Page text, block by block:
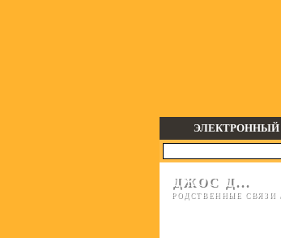
ДЖОС Д...
РОДСТВЕННЫЕ СВЯЗИ